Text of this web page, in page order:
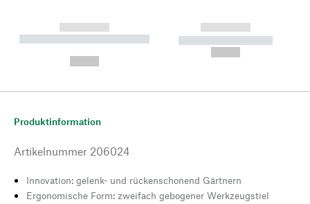
------------
----------- ----------- --------
------------
----------- -----------
Produktinformation
Artikelnummer 206024
Innovation: gelenk- und rückenschonend Gärtnern
Ergonomische Form: zweifach gebogener Werkzeugstiel